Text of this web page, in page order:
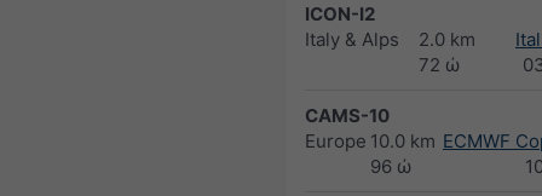
ICON-I2
Italy & Alps
2.0 km
72 ώ
CAMS-10
Europe 10.0 km
96 ώ
ECMWF